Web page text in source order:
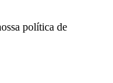
política de